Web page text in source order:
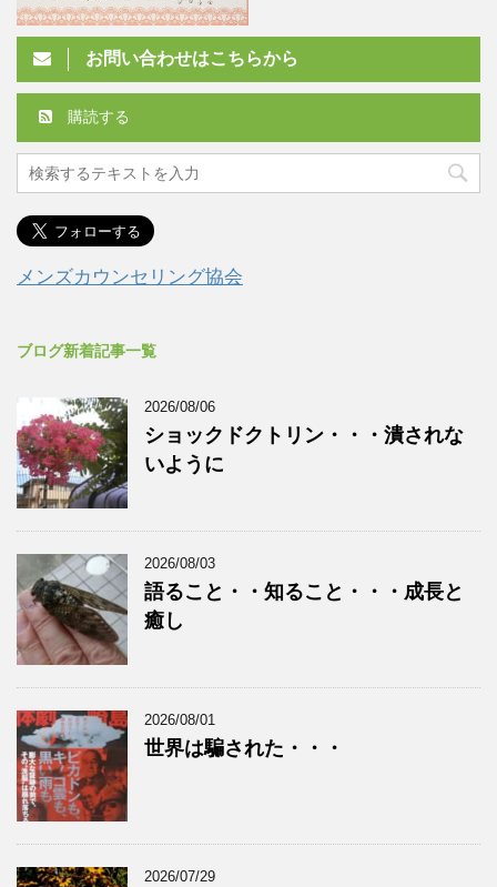
お問い合わせはこちらから
購読する
メンズカウンセリング協会
ブログ新着記事一覧
2026/08/06
ショックドクトリン・・・潰されな
いように
2026/08/03
語ること・・知ること・・・成長と
癒し
2026/08/01
世界は騙された・・・
2026/07/29